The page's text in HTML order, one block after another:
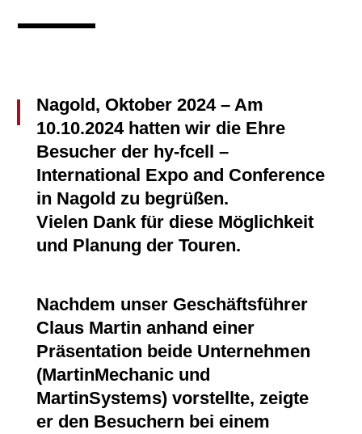
Nagold, Oktober 2024 – Am
10.10.2024 hatten wir die Ehre
Besucher der hy-fcell –
International Expo and Conference
in Nagold zu begrüßen.
Vielen Dank für diese Möglichkeit
und Planung der Touren.
Nachdem unser Geschäftsführer
Claus Martin anhand einer
Präsentation beide Unternehmen
(MartinMechanic und
MartinSystems) vorstellte, zeigte
er den Besuchern bei einem